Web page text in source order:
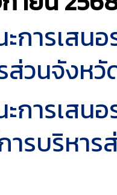
การเส
วนจังหวั
การเสน
รบริหาร